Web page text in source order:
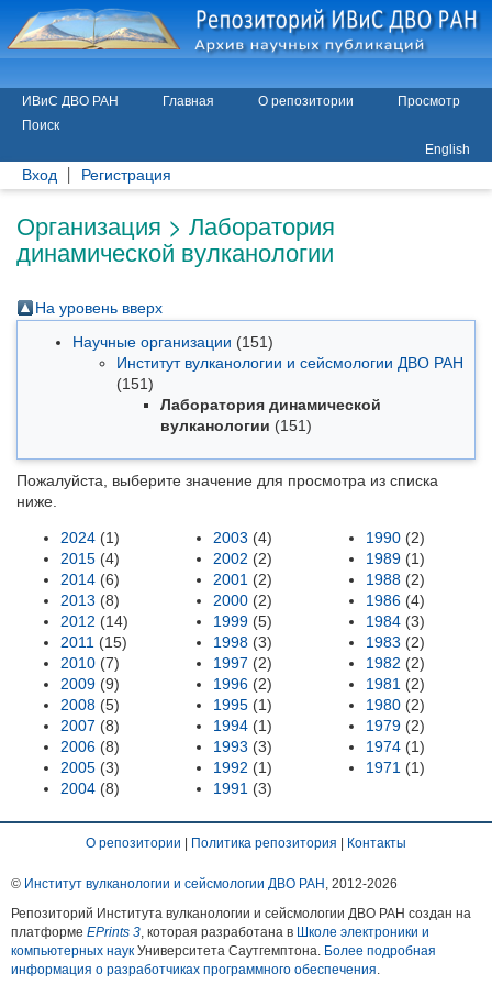
ИВиС ДВО РАН Главная О репозитории
Просмотр
Поиск
English
Вход Регистрация
Организация > Лаборатория
динамической вулканологии
На уровень вверх
Научные организации (151)
Институт вулканологии и сейсмологии ДВО РАН
(151)
Лаборатория динамической
вулканологии (151)
Пожалуйста, выберите значение для просмотра из списка
ниже.
2024 (1)
2015 (4)
2014 (6)
2013 (8)
2012 (14)
2011 (15)
2010 (7)
2009 (9)
2008 (5)
2007 (8)
2006 (8)
2005 (3)
2004 (8)
2003 (4)
2002 (2)
2001 (2)
2000 (2)
1999 (5)
1998 (3)
1997 (2)
1996 (2)
1995 (1)
1994 (1)
1993 (3)
1992 (1)
1991 (3)
1990 (2)
1989 (1)
1988 (2)
1986 (4)
1984 (3)
1983 (2)
1982 (2)
1981 (2)
1980 (2)
1979 (2)
1974 (1)
1971 (1)
О репозитории Политика репозитория Контакты
© Институт вулканологии и сейсмологии ДВО РАН , 2012-2026
Репозиторий Института вулканологии и сейсмологии ДВО РАН создан на
платформе EPrints 3, которая разработана в Школе электроники и
компьютерных наук Университета Саутгемптона. Более подробная
информация о разработчиках программного обеспечения.